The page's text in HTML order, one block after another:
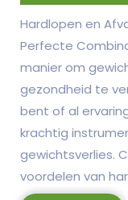
Hardlopen en
Perfecte
manier om
gezondheid te
bent of al
krachtig
gewichtsverlies.
voordelen van